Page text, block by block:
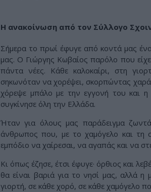
Η ανακοίνωση από τον Σύλλογο
Σήμερα το πρωί έφυγε από κοντά μας
μας. Ο Γιώργης Κωβαίος παρόλο που
πάντα νέες. Κάθε καλοκαίρι, στη
σηκωνόταν να χορέψει, σκορπώντας
χόρεψε μπάλο με την εγγονή του και η
συγκίνησε όλη την Ελλάδα.
Ήταν για όλους μας παράδειγμα
άνθρωπος που, με το χαμόγελο και τη
εμπόδιο να χαίρεσαι, να αγαπάς και να
Κι όπως έζησε, έτσι έφυγε· όρθιος και
θα είναι βαριά για το νησί μας, αλλά
γιορτή, σε κάθε χορό, σε κάθε χαμόγελο